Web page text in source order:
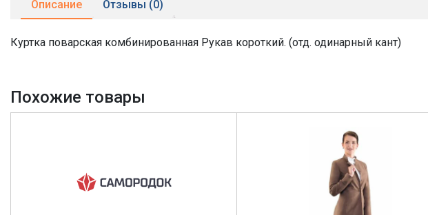
Описание Отзывы (0)
Куртка поварская комбинированная Рукав короткий. (отд. одинарный кант)
Похожие товары